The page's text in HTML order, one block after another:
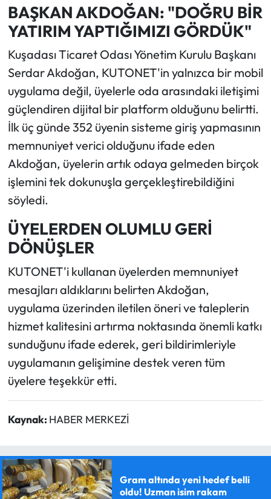
BAŞKAN AKDOĞAN: "DOĞRU BİR
YATIRIM YAPTIĞIMIZI GÖRDÜK"
Kuşadası Ticaret Odası Yönetim Kurulu Başkanı
Serdar Akdoğan, KUTONET'in yalnızca bir mobil
uygulama değil, üyelerle oda arasındaki iletişimi
güçlendiren dijital bir platform olduğunu belirtti.
İlk üç günde 352 üyenin sisteme giriş yapmasının
memnuniyet verici olduğunu ifade eden
Akdoğan, üyelerin artık odaya gelmeden birçok
işlemini tek dokunuşla gerçekleştirebildiğini
söyledi.
ÜYELERDEN OLUMLU GERİ
DÖNÜŞLER
KUTONET'i kullanan üyelerden memnuniyet
mesajları aldıklarını belirten Akdoğan,
uygulama üzerinden iletilen öneri ve taleplerin
hizmet kalitesini artırma noktasında önemli katkı
sunduğunu ifade ederek, geri bildirimleriyle
uygulamanın gelişimine destek veren tüm
üyelere teşekkür etti.
Kaynak: HABER MERKEZİ
Gram altında yeni hedef belli
oldu! Uzman isim rakam